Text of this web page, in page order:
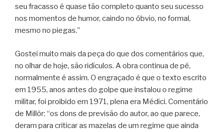
seu fracasso é quase tão completo quanto seu sucesso
nos momentos de humor, caindo no óbvio, no formal,
mesmo no piegas.”
Gostei muito mais da peça do que dos comentários que,
no olhar de hoje, são ridículos. A obra continua de pé,
normalmente é assim. O engraçado é que o texto escrito
em 1955, anos antes do golpe que instalou o regime
militar, foi proibido em 1971, plena era Médici. Comentário
de Millôr: “os dons de previsão do autor, ao que parece,
deram para criticar as mazelas de um regime que ainda